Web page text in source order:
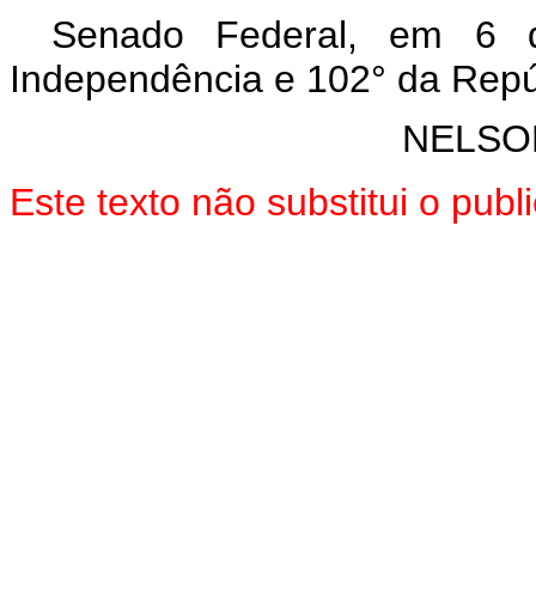
Senado Federal, em 6
Independência e 102° da
Este texto não substitui o